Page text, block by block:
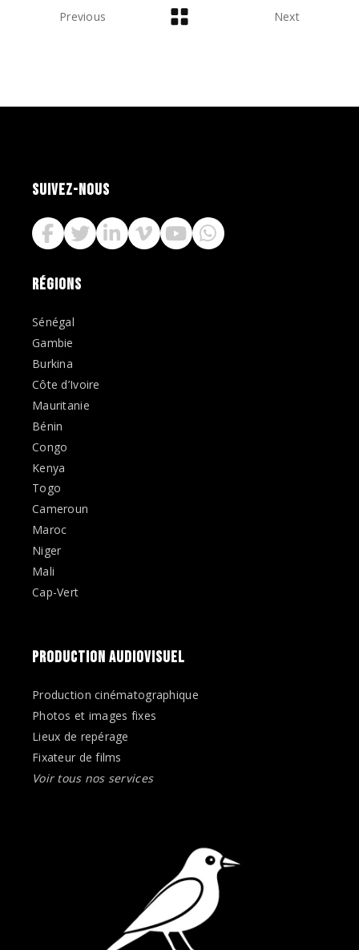
Previous Next
SUIVEZ-NOUS
RÉGIONS
Sénégal
Gambie
Burkina
Côte d’Ivoire
Mauritanie
Bénin
Congo
Kenya
Togo
Cameroun
Maroc
Niger
Mali
Cap-Vert
PRODUCTION AUDIOVISUEL
Production cinématographique
Photos et images fixes
Lieux de repérage
Fixateur de films
Voir tous nos services